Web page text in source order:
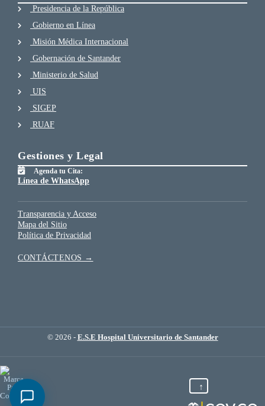
Presidencia de la República
Gobierno en Línea
Misión Médica Internacional
Gobernación de Santander
Ministerio de Salud
UIS
SIGEP
RUAF
Gestiones y Legal
Agenda tu Cita:
Línea de WhatsApp
Transparencia y Acceso
Mapa del Sitio
Política de Privacidad
CONTÁCTENOS →
© 2026 - E.S.E Hospital Universitario de Santander
↑